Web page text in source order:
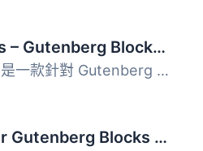
Otter Blocks – Gutenberg Blocks, Page Builder for Gutenberg Editor & FSE
Otter Blocks 是一款針對 Gutenberg 編輯器的外掛，提供超過 ...
Page Builder Gutenberg Blocks – CoBlocks